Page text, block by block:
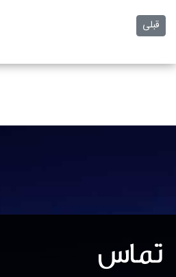
مطلب قبلی: ماجراهای دندان عقل
قبلی
تماس